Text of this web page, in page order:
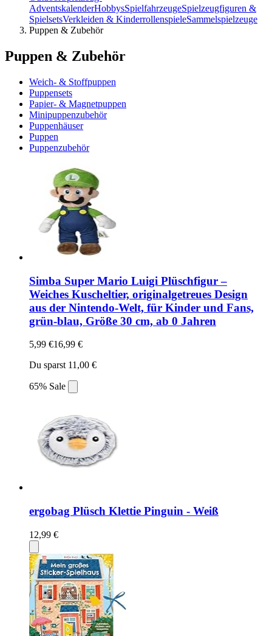
AdventskalenderHobbysSpielfahrzeugeSpielzeugfiguren &
SpielsetsVerkleiden & KinderrollenspieleSammelspielzeuge
Puppen & Zubehör
Puppen & Zubehör
Weich- & Stoffpuppen
Puppensets
Papier- & Magnetpuppen
Minipuppenzubehör
Puppenhäuser
Puppen
Puppenzubehör
Simba Super Mario Luigi Plüschfigur –
Weiches Kuscheltier, originalgetreues Design
aus der Nintendo-Welt, für Kinder und Fans,
grün-blau, Größe 30 cm, ab 0 Jahren
5,99 €16,99 €
Du sparst 11,00 €
65% Sale
ergobag Plüsch Klettie Pinguin - Weiß
12,99 €